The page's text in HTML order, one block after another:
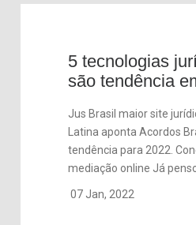
5 tecnologias
são tendência
Jus Brasil maior site
Latina aponta Acordos
tendência para 2022.
mediação online Já
07 Jan, 2022